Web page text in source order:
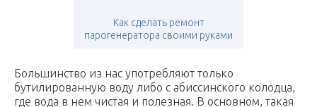
Как сделать ремонт
парогенератора своими руками
Большинство из нас употребляют только
бутилированную воду либо с абиссинского колодца,
где вода в нем чистая и полезная. В основном, такая